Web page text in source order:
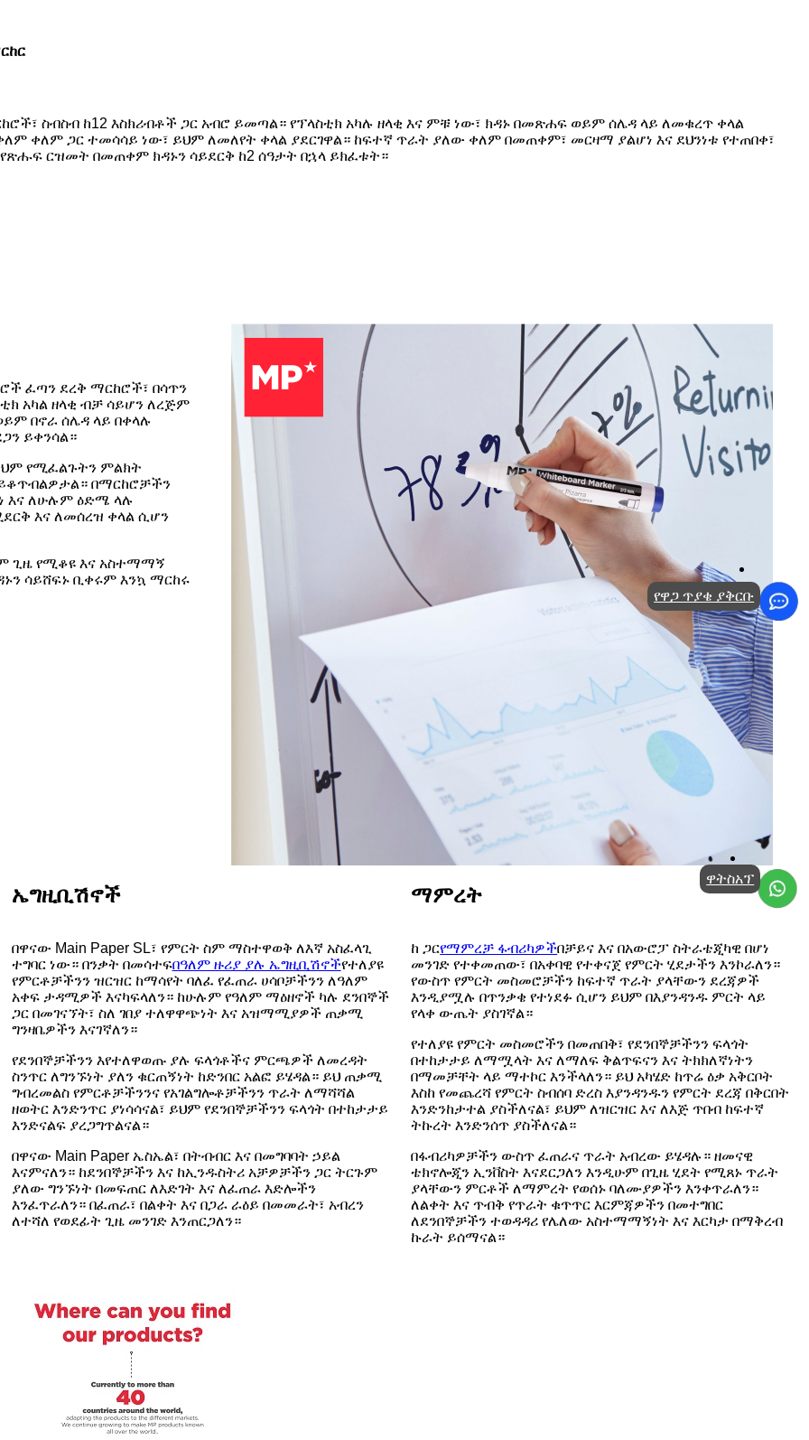
ስብስብ ከ12 እስክሪብቶች ጋር አብሮ ይመጣል። የፕላስቲክ አካሉ ዘላቂ እና ምቹ ነው፣ ክዳኑ በመጽሐፍ ወይም ሰሌዳ ላይ ለመቁረጥ ቀላል
ቀለም ጋር ተመሳሳይ ነው፣ ይህም ለመለየት ቀላል ያደርገዋል። ከፍተኛ ጥራት ያለው ቀለም በመጠቀም፣ መርዛማ ያልሆነ እና ደህንነቱ የተጠበቀ፣
ርዝመት በመጠቀም ክዳኑን ሳይደርቅ ከ2 ሰዓታት በኋላ ይክፈቱት።
ፈጣን ደረቅ ማርከሮች፣ በሳጥን
አካል ዘላቂ ብቻ ሳይሆን ለረጅም
በኖራ ሰሌዳ ላይ በቀላሉ
ይቀንሳል።
የሚፈልጉትን ምልክት
በማርከሮቻችን
እና ለሁሉም ዕድሜ ላሉ
እና ለመሰረዝ ቀላል ሲሆን
ጊዜ የሚቆዩ እና አስተማማኝ
ሳይሸፍኑ ቢቀሩም እንኳ ማርከሩ
ኤግዚቢሽኖች
በዋናው Main PaperSL፣ የምርት ስም ማስተዋወቅ ለእኛ አስፈላጊ
ተግባር ነው። በንቃት በመሳተፍበዓለም ዙሪያ ያሉ ኤግዚቢሽኖችየተለያዩ
የምርቶቻችንን ዝርዝር ከማሳየት ባለፈ የፈጠራ ሀሳቦቻችንን ለዓለም
አቀፍ ታዳሚዎች እናካፍላለን። ከሁሉም የዓለም ማዕዘኖች ካሉ ደንበኞች
ጋር በመገናኘት፣ ስለ ገበያ ተለዋዋጭነት እና አዝማሚያዎች ጠቃሚ
ግንዛቤዎችን እናገኛለን።
የደንበኞቻችንን እየተለዋወጡ ያሉ ፍላጎቶችና ምርጫዎች ለመረዳት
ስንጥር ለግንኙነት ያለን ቁርጠኝነት ከድንበር አልፎ ይሄዳል። ይህ ጠቃሚ
ግብረመልስ የምርቶቻችንንና የአገልግሎቶቻችንን ጥራት ለማሻሻል
ዘወትር እንድንጥር ያነሳሳናል፣ ይህም የደንበኞቻችንን ፍላጎት በተከታታይ
እንድናልፍ ያረጋግጥልናል።
በዋናው Main Paperኤስኤል፣ በትብብር እና በመግባባት ኃይል
እናምናለን። ከደንበኞቻችን እና ከኢንዱስትሪ አቻዎቻችን ጋር ትርጉም
ያለው ግንኙነት በመፍጠር ለእድገት እና ለፈጠራ እድሎችን
እንፈጥራለን። በፈጠራ፣ በልቀት እና በጋራ ራዕይ በመመራት፣ አብረን
ለተሻለ የወደፊት ጊዜ መንገድ እንጠርጋለን።
ማምረት
ከ ጋርየማምረቻ ፋብሪካዎችበቻይና እና በአውሮፓ ስትራቴጂካዊ በሆነ
መንገድ የተቀመጠው፣ በአቀባዊ የተቀናጀ የምርት ሂደታችን እንኮራለን።
የውስጥ የምርት መስመሮቻችን ከፍተኛ ጥራት ያላቸውን ደረጃዎች
እንዲያሟሉ በጥንቃቄ የተነደፉ ሲሆን ይህም በእያንዳንዱ ምርት ላይ
የላቀ ውጤት ያስገኛል።
የተለያዩ የምርት መስመሮችን በመጠበቅ፣ የደንበኞቻችንን ፍላጎት
በተከታታይ ለማሟላት እና ለማለፍ ቅልጥፍናን እና ትክክለኛነትን
በማመቻቸት ላይ ማተኮር እንችላለን። ይህ አካሄድ ከጥሬ ዕቃ አቅርቦት
እስከ የመጨረሻ የምርት ስብሰባ ድረስ እያንዳንዱን የምርት ደረጃ በቅርበት
እንድንከታተል ያስችለናል፣ ይህም ለዝርዝር እና ለእጅ ጥበብ ከፍተኛ
ትኩረት እንድንሰጥ ያስችለናል።
በፋብሪካዎቻችን ውስጥ ፈጠራና ጥራት አብረው ይሄዳሉ። ዘመናዊ
ቴክኖሎጂን ኢንቨስት እናደርጋለን እንዲሁም በጊዜ ሂደት የሚጸኑ ጥራት
ያላቸውን ምርቶች ለማምረት የወሰኑ ባለሙያዎችን እንቀጥራለን።
ለልቀት እና ጥብቅ የጥራት ቁጥጥር እርምጃዎችን በመተግበር
ለደንበኞቻችን ተወዳዳሪ የሌለው አስተማማኝነት እና እርካታ በማቅረብ
ኩራት ይሰማናል።
የዋጋ ጥያቄ ያቅርቡ
ዋትስአፕ